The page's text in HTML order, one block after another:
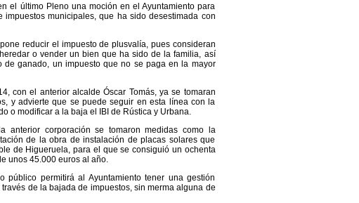
el último Pleno una moción en el Ayuntamiento para
municipales, que ha sido desestimada con
reducir el impuesto de plusvalía, pues consideran
o vender un bien que ha sido de la familia, así
de ganado, un impuesto que no se paga en la mayor
con el anterior alcalde Óscar Tomás, ya se tomaran
y advierte que se puede seguir en esta línea con la
o modificar a la baja el IBI de Rústica y Urbana.
anterior corporación se tomaron medidas como la
de la obra de instalación de placas solares que
de Higueruela, para el que se consiguió un ochenta
unos 45.000 euros al año.
permitirá al Ayuntamiento tener una gestión
de la bajada de impuestos, sin merma alguna de